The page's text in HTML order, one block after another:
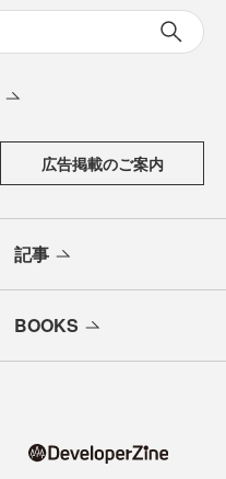
広告掲載のご案内
記事
BOOKS